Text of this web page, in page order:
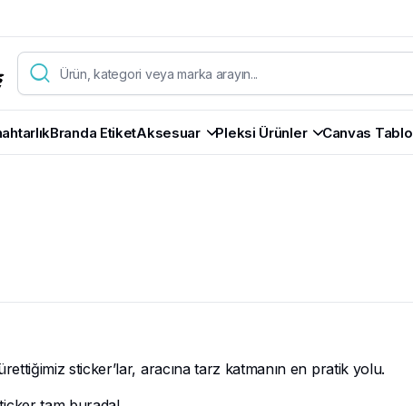
Branda EtiketAksesuar Pleksi Ürünler Canvas Tablo
sticker’lar, aracına tarz katmanın en pratik yolu.